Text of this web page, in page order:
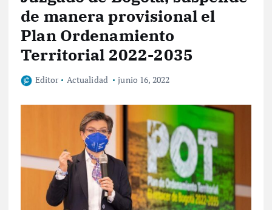
de manera provisional el
Plan Ordenamiento
Territorial 2022-2035
Editor Actualidad junio 16, 2022